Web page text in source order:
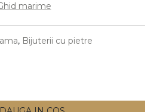
Vezi toate
marime
, Bijuterii cu pietre